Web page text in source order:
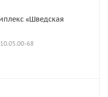
«Шведская
68